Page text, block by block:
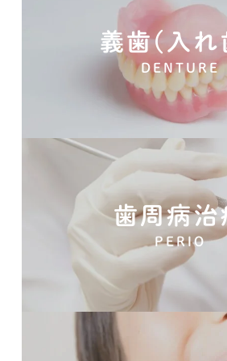
義歯(入
DENTURE
歯周病治
PERIO